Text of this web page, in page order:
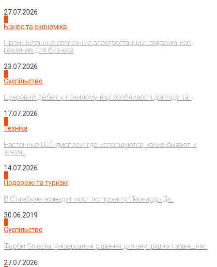
27.07.2026
Бізнес та економіка
Промышленные солнечные электростанции: современное
решение для бизнеса
23.07.2026
Суспільство
Цукровий діабет у похилому віці: особливості догляду та...
17.07.2026
Техніка
Настенные LCD-дисплеи: где используются, какие бывают и
зачем...
14.07.2026
Подорожі та туризм
В Стамбуле возведут мост по проекту Леонардо Да...
30.06.2019
Суспільство
Фарби Sniezka: універсальні рішення для внутрішніх і зовнішніх...
27.07.2026